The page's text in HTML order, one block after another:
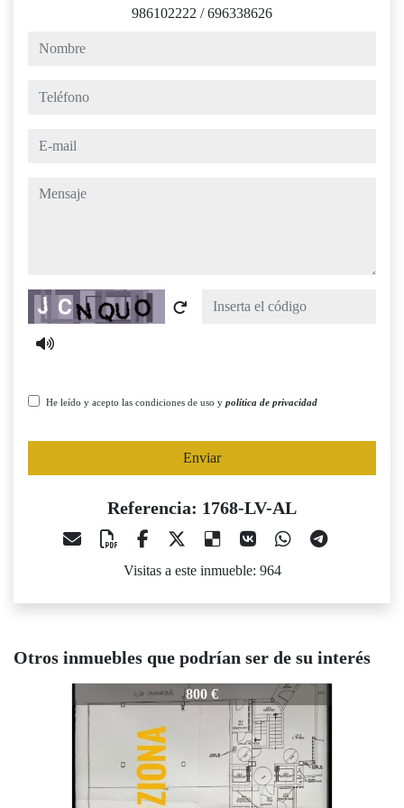
986102222 /696338626
nombre
teléfono
e-mail
mensaje
Captcha
He leído y acepto las condiciones de uso y política de privacidad
Enviar
Referencia: 1768-LV-AL
Visitas a este inmueble: 964
Otros inmuebles que podrían ser de su interés
1768-LV-AL
800 €
1768-LV-AL 600 €